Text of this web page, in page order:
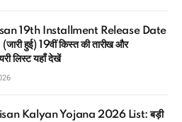
19th Installment Release Date
हुई) 19वीं किस्त की तारीख और
लिस्ट यहाँ देखें
Kalyan Yojana 2026 List: बड़ी